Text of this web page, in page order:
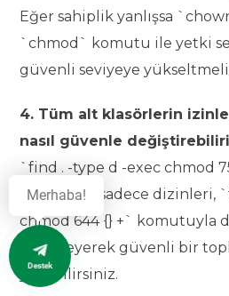
Eğer sahiplik yanlışsa
`chmod` komutu ile yetki
güvenli seviyeye
4. Tüm alt klasörlerin
nasıl güvenle
`find . -type d -exec chmod
kullanarak sadece dizinleri,
chmod 644 {} +` komutuyla
hedefleyerek güvenli bir
yapabilirsiniz.
Destek
Merhaba!